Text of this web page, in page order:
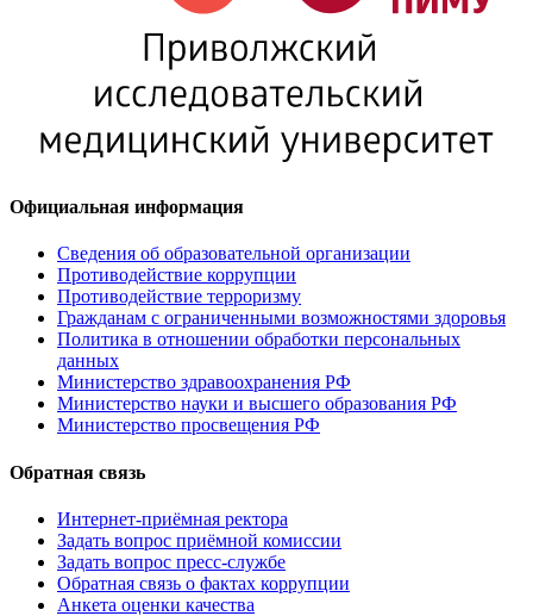
Официальная информация
Сведения об образовательной организации
Противодействие коррупции
Противодействие терроризму
Гражданам с ограниченными возможностями здоровья
Политика в отношении обработки персональных
данных
Министерство здравоохранения РФ
Министерство науки и высшего образования РФ
Министерство просвещения РФ
Обратная связь
Интернет-приёмная ректора
Задать вопрос приёмной комиссии
Задать вопрос пресс-службе
Обратная связь о фактах коррупции
Анкета оценки качества